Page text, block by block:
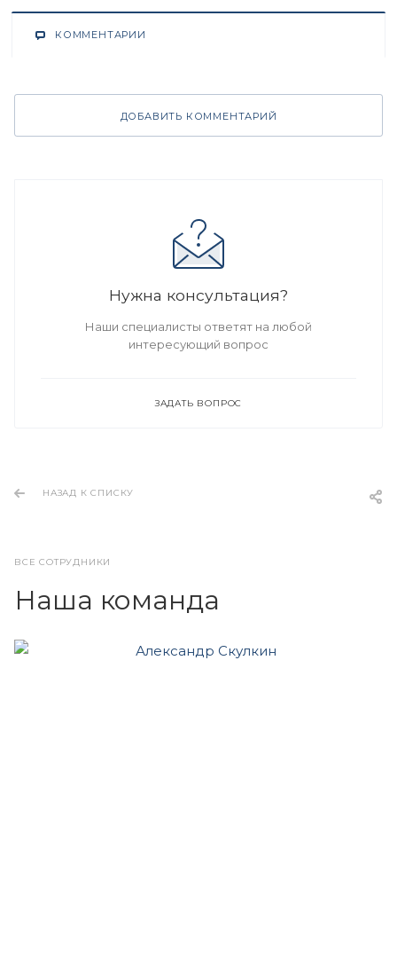
КОММЕНТАРИИ
ДОБАВИТЬ КОММЕНТАРИЙ
Нужна консультация?
Наши специалисты ответят на любой
интересующий вопрос
ЗАДАТЬ ВОПРОС
НАЗАД К СПИСКУ
ВСЕ СОТРУДНИКИ
Наша команда